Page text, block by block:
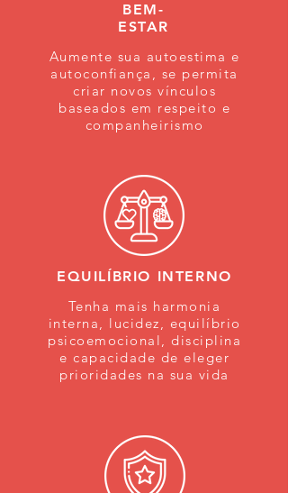
BEM-
ESTAR
Aumente sua autoestima e
autoconfiança, se permita
criar novos vínculos
baseados em respeito e
companheirismo
EQUILÍBRIO INTERNO
Tenha mais harmonia
interna, lucidez, equilíbrio
psicoemocional, disciplina
e capacidade de eleger
prioridades na sua vida